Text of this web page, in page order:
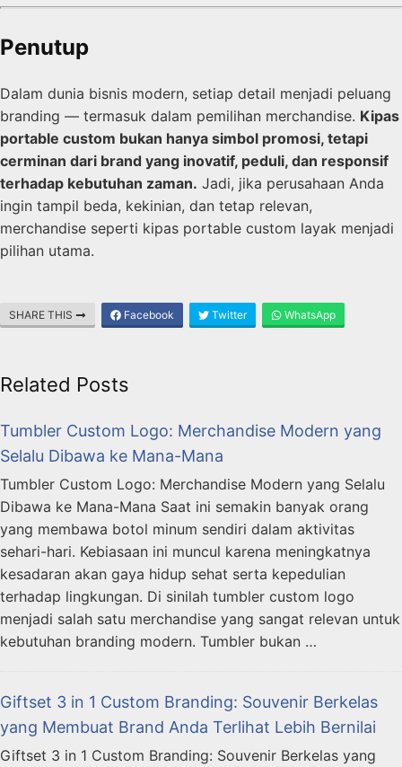
Penutup
Dalam dunia bisnis modern, setiap detail menjadi peluang
branding — termasuk dalam pemilihan merchandise. Kipas
portable custom bukan hanya simbol promosi, tetapi
cerminan dari brand yang inovatif, peduli, dan responsif
terhadap kebutuhan zaman. Jadi, jika perusahaan Anda
ingin tampil beda, kekinian, dan tetap relevan,
merchandise seperti kipas portable custom layak menjadi
pilihan utama.
SHARE THIS Facebook Twitter WhatsApp
Related Posts
Tumbler Custom Logo: Merchandise Modern yang
Selalu Dibawa ke Mana-Mana
Tumbler Custom Logo: Merchandise Modern yang Selalu
Dibawa ke Mana-Mana Saat ini semakin banyak orang
yang membawa botol minum sendiri dalam aktivitas
sehari-hari. Kebiasaan ini muncul karena meningkatnya
kesadaran akan gaya hidup sehat serta kepedulian
terhadap lingkungan. Di sinilah tumbler custom logo
menjadi salah satu merchandise yang sangat relevan untuk
kebutuhan branding modern. Tumbler bukan …
Giftset 3 in 1 Custom Branding: Souvenir Berkelas
yang Membuat Brand Anda Terlihat Lebih Bernilai
Giftset 3 in 1 Custom Branding: Souvenir Berkelas yang